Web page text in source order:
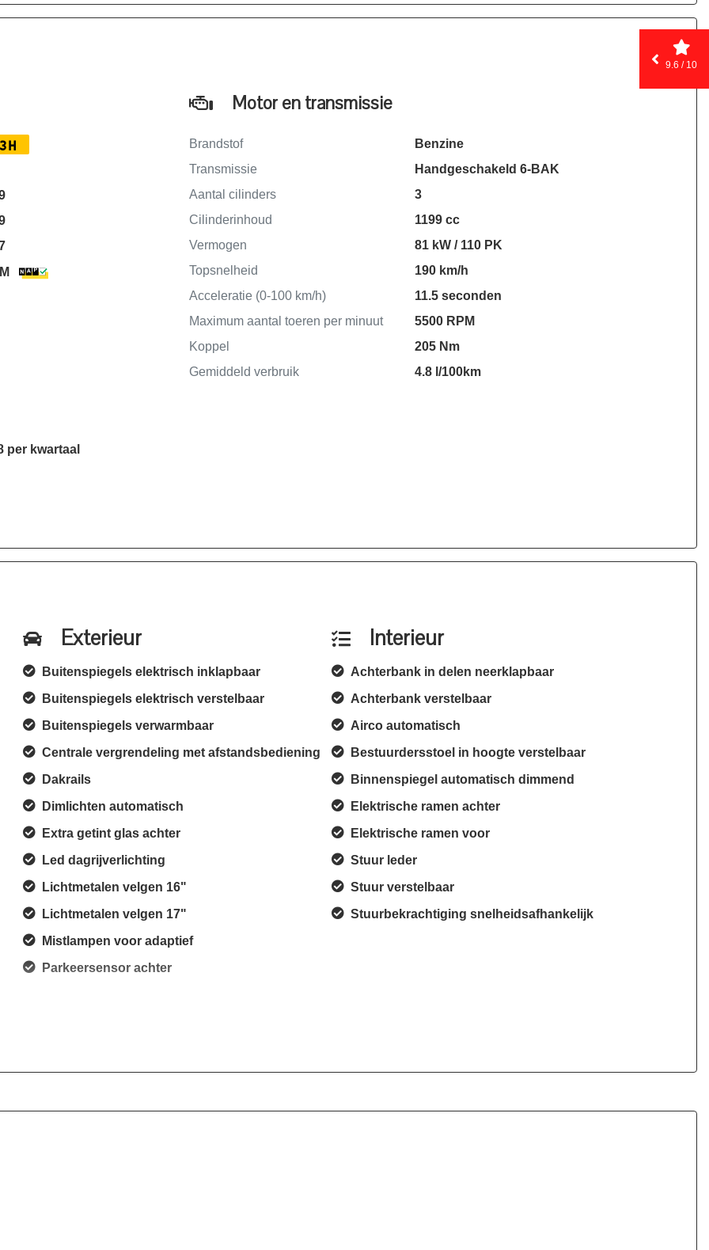
per kwartaal
Motor en transmissie
Brandstof
Benzine
Transmissie
Handgeschakeld 6-BAK
Aantal cilinders
3
Cilinderinhoud
1199 cc
Vermogen
81 kW / 110 PK
Topsnelheid
190 km/h
Acceleratie (0-100 km/h)
11.5 seconden
Maximum aantal toeren per minuut
5500 RPM
Koppel
205 Nm
Gemiddeld verbruik
4.8 l/100km
Exterieur
Buitenspiegels elektrisch inklapbaar
Buitenspiegels elektrisch verstelbaar
Buitenspiegels verwarmbaar
Centrale vergrendeling met afstandsbediening
Dakrails
Dimlichten automatisch
Extra getint glas achter
Led dagrijverlichting
Lichtmetalen velgen 16"
Lichtmetalen velgen 17"
Mistlampen voor adaptief
Parkeersensor achter
Interieur
Achterbank in delen neerklapbaar
Achterbank verstelbaar
Airco automatisch
Bestuurdersstoel in hoogte verstelbaar
Binnenspiegel automatisch dimmend
Elektrische ramen achter
Elektrische ramen voor
Stuur leder
Stuur verstelbaar
Stuurbekrachtiging snelheidsafhankelijk
9.6 / 10